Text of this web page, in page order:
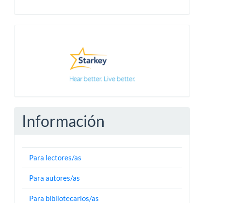
Información
Para lectores/as
Para autores/as
Para bibliotecarios/as